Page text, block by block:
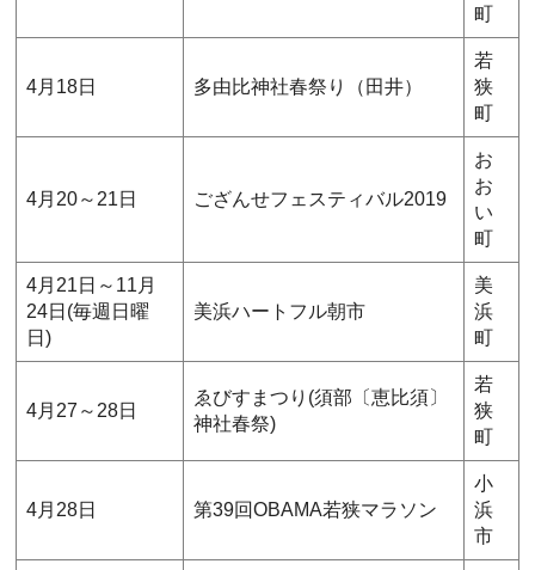
町
4月18日 多由比神社春祭り（田井）
若
狭
町
4月20～21日 ござんせフェスティバル2019
お
お
い
町
4月21日～11月
24日(毎週日曜
日)
美浜ハートフル朝市
美
浜
町
4月27～28日
ゑびすまつり(須部〔恵比須〕
神社春祭)
若
狭
町
4月28日 第39回OBAMA若狭マラソン
小
浜
市